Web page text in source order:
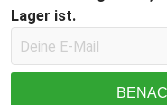
Lager ist.